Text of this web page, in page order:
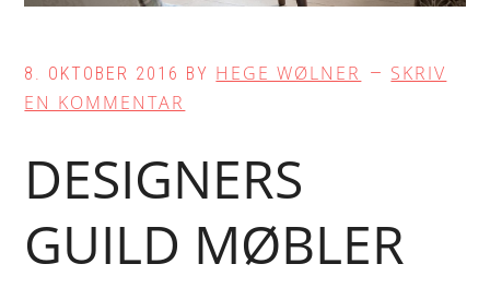
8. OKTOBER 2016 BY HEGE WØLNER
SKRIV
EN KOMMENTAR
DESIGNERS
GUILD MØBLER